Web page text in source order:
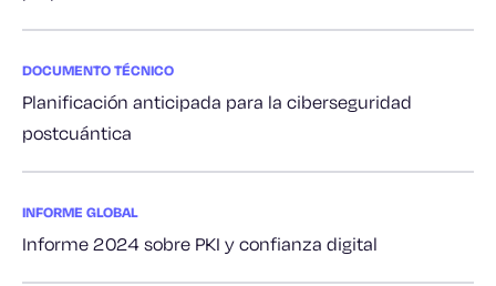
DOCUMENTO TÉCNICO
Planificación anticipada para la ciberseguridad
postcuántica
INFORME GLOBAL
Informe 2024 sobre PKI y confianza digital